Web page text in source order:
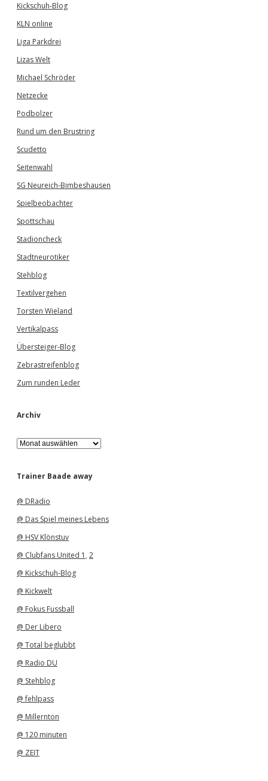
Kickschuh-Blog
KLN online
Liga Parkdrei
Lizas Welt
Michael Schröder
Netzecke
Podbolzer
Rund um den Brustring
Scudetto
Seitenwahl
SG Neureich-Bimbeshausen
Spielbeobachter
Spottschau
Stadioncheck
Stadtneurotiker
Stehblog
Textilvergehen
Torsten Wieland
Vertikalpass
Übersteiger-Blog
Zebrastreifenblog
Zum runden Leder
Archiv
A
r
h
Trainer Baade away
@ DRadio
@ Das Spiel meines Lebens
@ HSV Klönstuv
@ Clubfans United 1 , 2
@ Kickschuh-Blog
@ Kickwelt
@ Fokus Fussball
@ Der Libero
@ Total beglubbt
@ Radio DU
@ Stehblog
@ fehlpass
@ Millernton
@ 120 minuten
@ ZEIT